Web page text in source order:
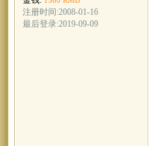
注册时间:2008-01-16
最后登录:2019-09-09